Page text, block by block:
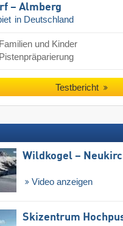
– Almberg
in Deutschland
Familien und Kinder
Pistenpräparierung
Testbericht
Wildkogel –
Video anzeigen
Skizentrum